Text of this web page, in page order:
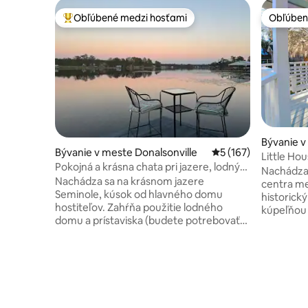
Najobľúbenejšie medzi hosťami
Obľúbené medzi hosťami
Bývanie v meste Donalsonville Priemerné
5 (167)
Pokojná a krásna chata pri jazere, lodný
dom/lodenica
Nachádza sa na krásnom jazere
Seminole, kúsok od hlavného domu
hostiteľov. Zahŕňa použitie lodného
domu a prístaviska (budete potrebovať
Bývanie
Little
centra
kúpeľňou